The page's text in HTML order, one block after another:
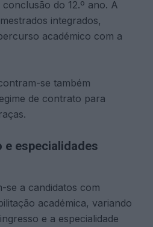
do 12.º ano. A
integrados,
académico com a
se também
de contrato para
e especialidades
se a candidatos com
académica, variando
e a especialidade